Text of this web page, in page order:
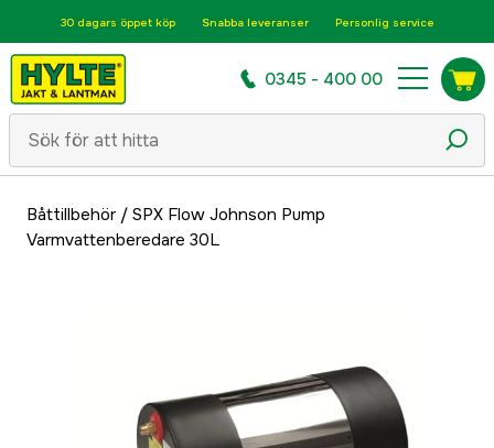
30 dagars öppet köp Snabba leveranser Personlig service
0345 - 400 00
Båttillbehör/ SPX Flow Johnson Pump
Varmvattenberedare 30L